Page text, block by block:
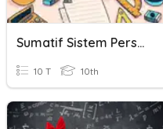
Sumatif Sistem Persamaan Linier
10 T 10th